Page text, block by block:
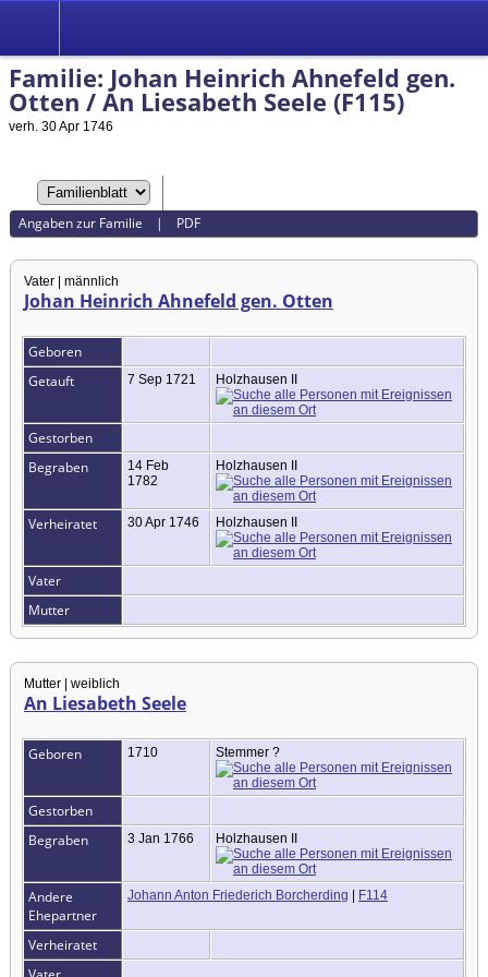
Familie: Johan Heinrich Ahnefeld gen.
Otten / An Liesabeth Seele (F115)
verh. 30 Apr 1746
Angaben zur Familie | PDF
Vater | männlich
Johan Heinrich Ahnefeld gen. Otten
Geboren
Getauft
7 Sep 1721 Holzhausen II
Gestorben
Begraben
14 Feb
1782
Holzhausen II
Verheiratet 30 Apr 1746 Holzhausen II
Vater
Mutter
Mutter | weiblich
An Liesabeth Seele
Geboren 1710 Stemmer ?
Gestorben
Begraben
3 Jan 1766 Holzhausen II
Andere
Ehepartner
Johann Anton Friederich Borcherding F114
Verheiratet